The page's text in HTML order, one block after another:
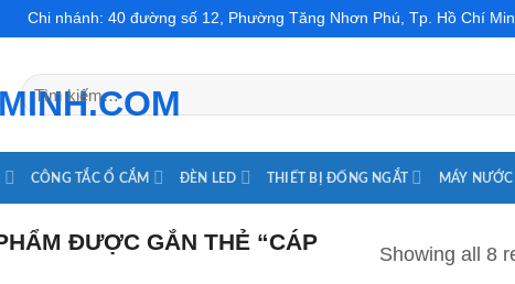
Chi nhánh: 40 đường số 12, Phường Tăng Nhơn Phú, Tp. Hồ Chí
Tìm
kiếm:
CÔNG TẮC Ổ CẮM ĐÈN LED THIẾT BỊ ĐỐNG NGẮT MÁY
ĐƯỢC GẮN THẺ “CÁP
Showing all 8